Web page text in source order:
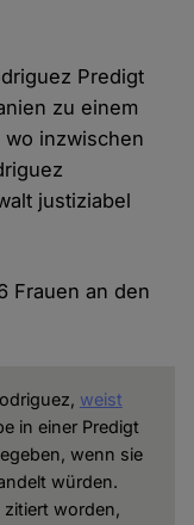
Predigt
zu einem
inzwischen
justiziabel
Frauen an den
weist
in einer Predigt
wenn sie
würden.
zitiert worden,